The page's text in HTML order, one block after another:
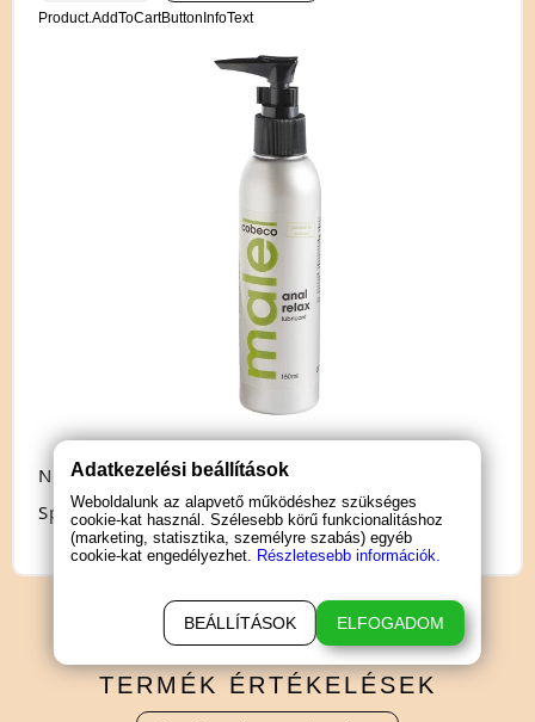
Product.AddToCartButtonInfoText
Nem: férfiaknak
Speciális jellemző: anál
TERMÉK ÉRTÉKELÉSEK
Adatkezelési beállítások
Weboldalunk az alapvető működéshez szükséges
cookie-kat használ. Szélesebb körű funkcionalitáshoz
(marketing, statisztika, személyre szabás) egyéb
cookie-kat engedélyezhet. Részletesebb információk.
BEÁLLÍTÁSOK ELFOGADOM